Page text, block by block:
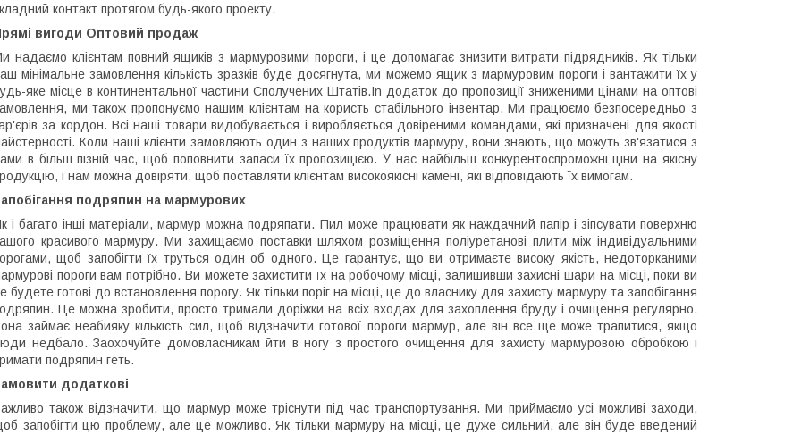
контакт протягом будь-якого проекту.
вигоди Оптовий продаж
надаємо клієнтам повний ящиків з мармуровими пороги, і це допомагає знизити витрати підрядників. Як тільки
мінімальне замовлення кількість зразків буде досягнута, ми можемо ящик з мармуровим пороги і вантажити їх у
яке місце в континентальної частини Сполучених Штатів.In додаток до пропозиції зниженими цінами на оптові
ми також пропонуємо нашим клієнтам на користь стабільного інвентар. Ми працюємо безпосередньо з
за кордон. Всі наші товари видобувається і виробляється довіреними командами, які призначені для якості
Коли наші клієнти замовляють один з наших продуктів мармуру, вони знають, що можуть зв'язатися з
в більш пізній час, щоб поповнити запаси їх пропозицією. У нас найбільш конкурентоспроможні ціни на якісну
і нам можна довіряти, щоб поставляти клієнтам високоякісні камені, які відповідають їх вимогам.
подряпин на мармурових
і багато інші матеріали, мармур можна подряпати. Пил може працювати як наждачний папір і зіпсувати поверхню
красивого мармуру. Ми захищаємо поставки шляхом розміщення поліуретанові плити між індивідуальними
щоб запобігти їх труться один об одного. Це гарантує, що ви отримаєте високу якість, недоторканими
пороги вам потрібно. Ви можете захистити їх на робочому місці, залишивши захисні шари на місці, поки ви
будете готові до встановлення порогу. Як тільки поріг на місці, це до власнику для захисту мармуру та запобігання
Це можна зробити, просто тримали доріжки на всіх входах для захоплення бруду і очищення регулярно.
займає неабияку кількість сил, щоб відзначити готової пороги мармур, але він все ще може трапитися, якщо
недбало. Заохочуйте домовласникам йти в ногу з простого очищення для захисту мармуровою обробкою і
подряпин геть.
додаткові
також відзначити, що мармур може тріснути під час транспортування. Ми приймаємо усі можливі заходи,
запобігти цю проблему, але це можливо. Як тільки мармуру на місці, це дуже сильний, але він буде введений